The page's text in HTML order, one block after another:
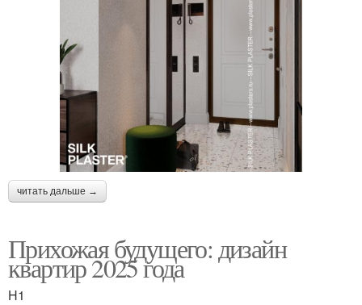
читать дальше →
Прихожая будущего: дизайн
квартир 2025 года
H1